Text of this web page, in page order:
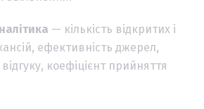
— кількість відкритих і
ефективність джерел,
коефіцієнт прийняття